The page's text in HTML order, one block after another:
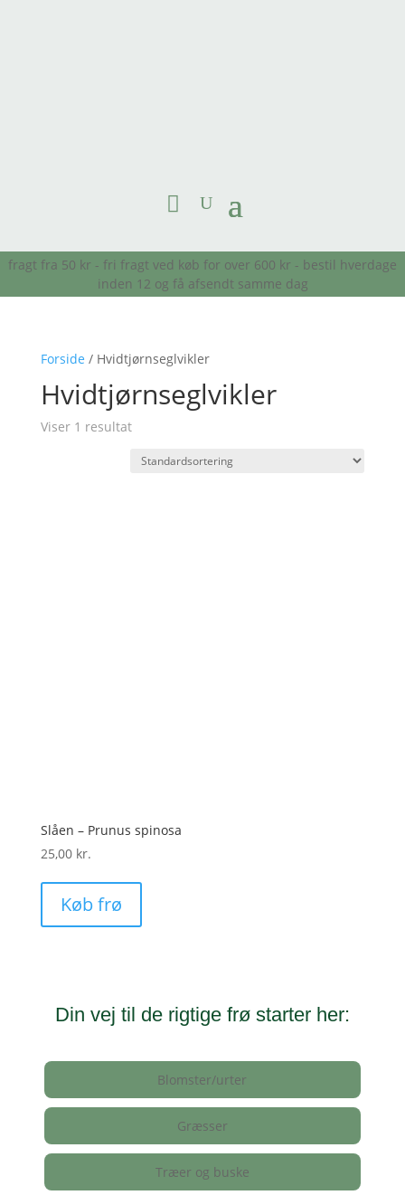
fragt fra 50 kr - fri fragt ved køb for over 600 kr - bestil hverdage
inden 12 og få afsendt samme dag
Forside / Hvidtjørnseglvikler
Hvidtjørnseglvikler
Viser 1 resultat
Slåen – Prunus spinosa
25,00 kr.
Køb frø
Din vej til de rigtige frø starter her:
Blomster/urter
Græsser
Træer og buske